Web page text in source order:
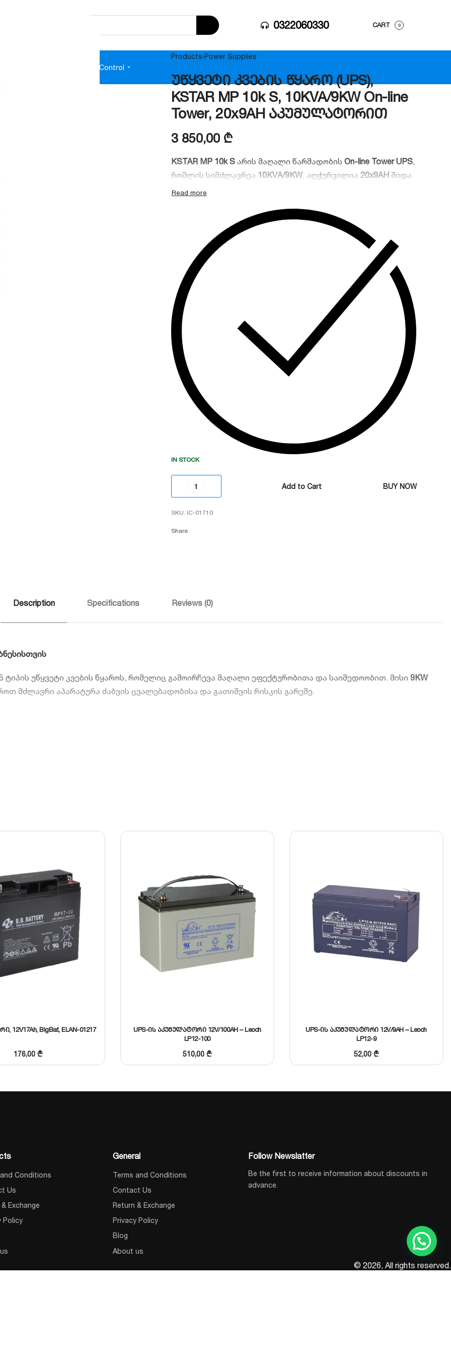
0322060330 CART 0
Access Control
Products›Power Supplies
უწყვეტი კვების წყარო (UPS),
KSTAR MP 10k S, 10KVA/9KW On-line
Tower, 20x9AH აკუმულატორით
3 850,00 ₾
KSTAR MP 10k Sარის მაღალი წარმადობის On-line Tower UPS,
რომლის სიმძლავრეა 10KVA/9KW. აღჭურვილია 20x9AHშიდა
აკუმულატორით, რაც უზრუნველყოფს სერვერებისა და
“Double Conversion” ტექნოლოგიით. იდეალურია მონაცემთა
ცენტრებისა და კრიტიკული ინფრასტრუქტურისთვის.
IN STOCK
Add to Cart BUY NOW
IC-01710
Share
Description Specifications Reviews (0)
უწყვეტი კვების წყაროს, რომელიც გამოირჩევა მაღალი ეფექტურობითა და საიმედოობით. მისი 9KW
მძლავრი აპარატურა ძაბვის ცვალებადობისა და გათიშვის რისკის გარეშე.
და ძაბვის ნახტომებისგან.
12V17Ah, BigBat, ELAN-01217
176,00₾
UPS-ის აკუმულატორი 12V/100AH – Leoch
LP12-100
510,00 ₾
UPS-ის აკუმულატორი 12V/9AH – Leoch
LP12-9
52,00 ₾
Conditions
Us
Exchange
Policy
General
Terms and Conditions
Contact Us
Return & Exchange
Privacy Policy
Blog
About us
Follow Newslatter
Be the first to receive information about discounts in
advance.
© 2026, All rights reserved.